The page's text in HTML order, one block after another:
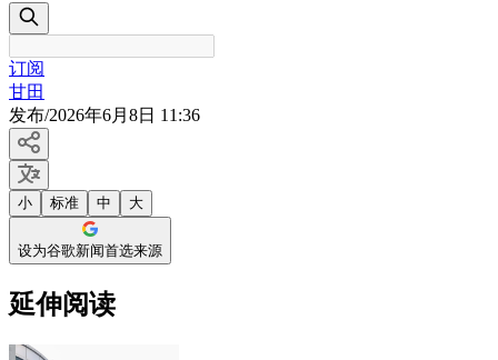
订阅
甘田
发布/2026年6月8日 11:36
小 标准 中 大
设为谷歌新闻首选来源
延伸阅读